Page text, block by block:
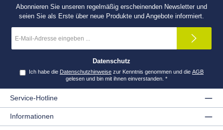
Abonnieren Sie unseren regelmäßig erscheinenden Newsletter und
seien Sie als Erste über neue Produkte und Angebote informiert.
Mail-
*
Datenschutz
Ich habe die Datenschutzhinweisezur Kenntnis genommen und die AGB
gelesen und bin mit ihnen einverstanden. *
Service-Hotline
Informationen